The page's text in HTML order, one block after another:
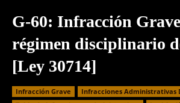
G-60: Infracción
régimen disciplinario
[Ley 30714]
Infracción Grave
Infracciones Administrativas